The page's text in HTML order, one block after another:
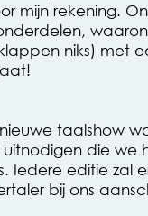
mijn rekening.
niks) met
taalshow
die we
Iedere editie zal
bij ons